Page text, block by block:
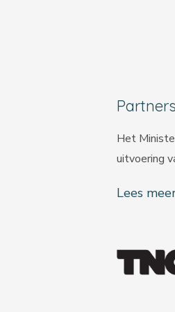
Partners
Het
uitvoering
Lees